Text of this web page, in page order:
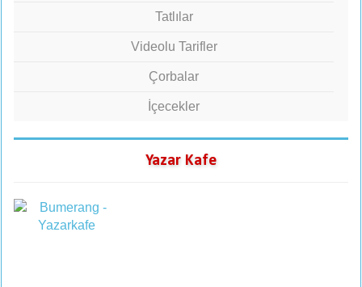
Tatlılar
Videolu Tarifler
Çorbalar
İçecekler
Yazar Kafe